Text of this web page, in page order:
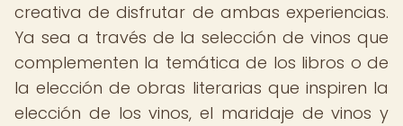
creativa de disfrutar de ambas experiencias.
Ya sea a través de la selección de vinos que
complementen la temática de los libros o de
la elección de obras literarias que inspiren la
elección de los vinos, el maridaje de vinos y